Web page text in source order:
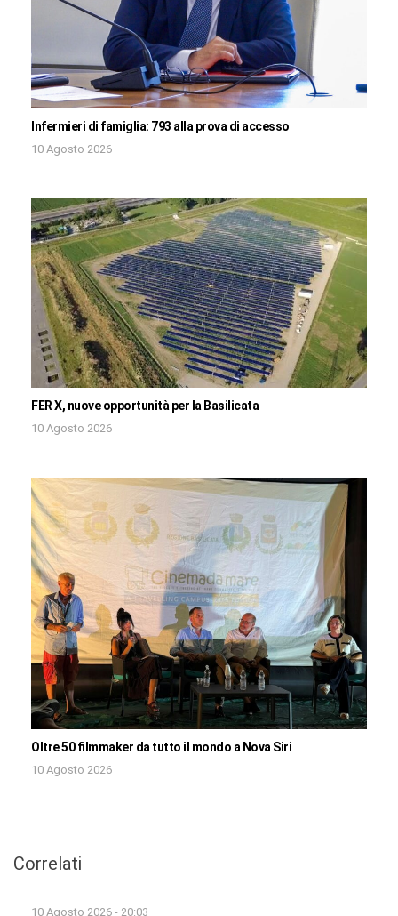
Infermieri di famiglia: 793 alla prova di accesso
10 Agosto 2026
FER X, nuove opportunità per la Basilicata
10 Agosto 2026
Oltre 50 filmmaker da tutto il mondo a Nova Siri
10 Agosto 2026
Correlati
10 Agosto 2026 - 20:03